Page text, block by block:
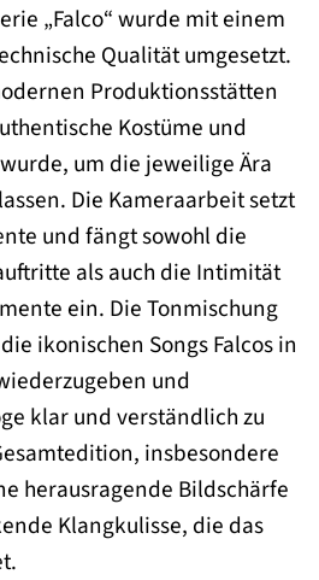
„Falco“ wurde mit einem
Qualität umgesetzt.
Produktionsstätten
Kostüme und
um die jeweilige Ära
Die Kameraarbeit setzt
und fängt sowohl die
als auch die Intimität
ein. Die Tonmischung
ikonischen Songs Falcos in
und
klar und verständlich zu
insbesondere
herausragende Bildschärfe
Klangkulisse, die das